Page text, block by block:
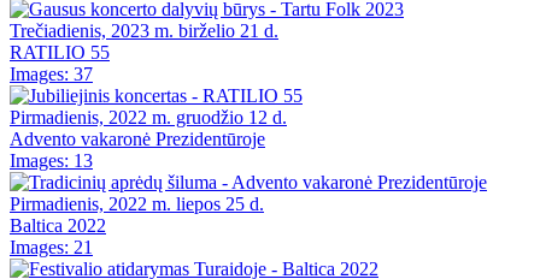
Trečiadienis, 2023 m. birželio 21 d.
RATILIO 55
Images: 37
Pirmadienis, 2022 m. gruodžio 12 d.
Advento vakaronė Prezidentūroje
Images: 13
Pirmadienis, 2022 m. liepos 25 d.
Baltica 2022
Images: 21